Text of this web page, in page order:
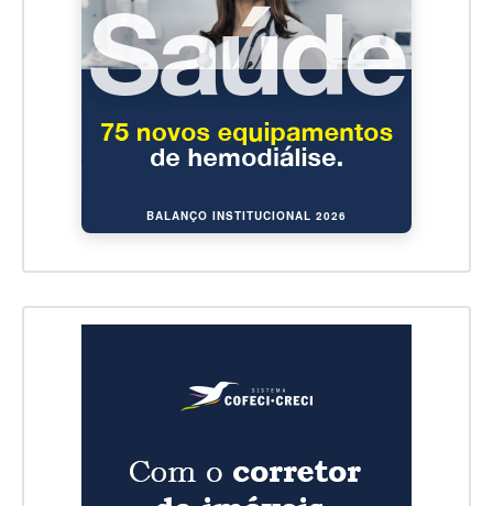
BALANÇO INSTITUCIONAL 2026